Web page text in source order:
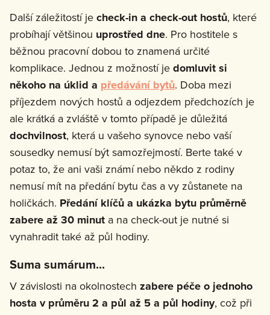
Další záležitostí je check-in a check-out hostů, které
probíhají většinou uprostřed dne. Pro hostitele s
běžnou pracovní dobou to znamená určité
komplikace. Jednou z možností je domluvit si
někoho na úklid a předávání bytů. Doba mezi
příjezdem nových hostů a odjezdem předchozích je
ale krátká a zvláště v tomto případě je důležitá
dochvilnost, která u vašeho synovce nebo vaší
sousedky nemusí být samozřejmostí. Berte také v
potaz to, že ani vaši známí nebo někdo z rodiny
nemusí mít na předání bytu čas a vy zůstanete na
holičkách. Předání klíčů a ukázka bytu průměrně
zabere až 30 minut a na check-out je nutné si
vynahradit také až půl hodiny.
Suma sumárum...
V závislosti na okolnostech zabere péče o jednoho
hosta v průměru 2 a půl až 5 a půl hodiny, což při